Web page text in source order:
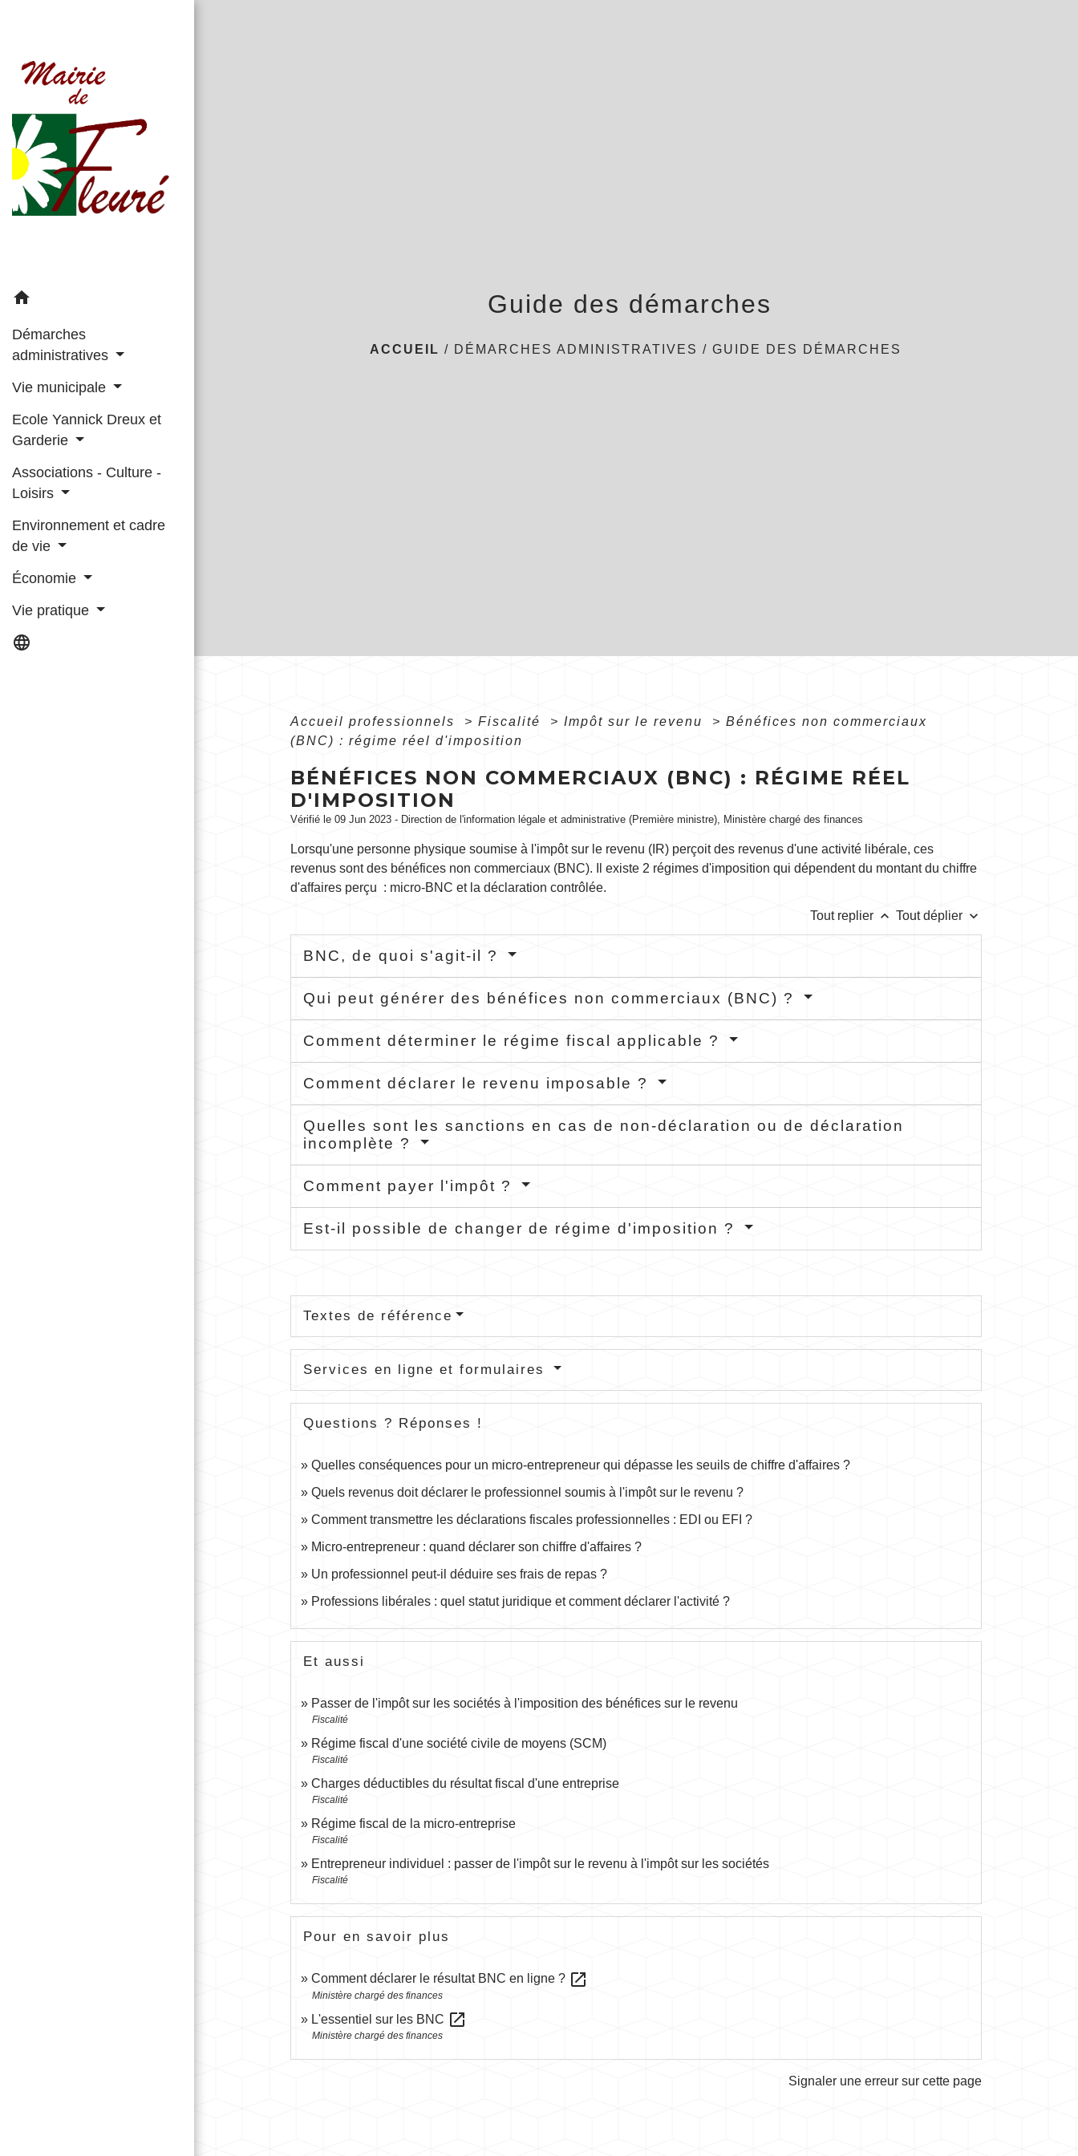
home
Démarches
administratives
Vie municipale
Ecole Yannick Dreux et
Garderie
Associations - Culture -
Loisirs
Environnement et cadre
de vie
Économie
Vie pratique
language
Guide des démarches
ACCUEIL / DÉMARCHES ADMINISTRATIVES /GUIDE DES DÉMARCHES
Accueil professionnels > Fiscalité > Impôt sur le revenu > Bénéfices non commerciaux
(BNC) : régime réel d'imposition
BÉNÉFICES NON COMMERCIAUX (BNC) : RÉGIME RÉEL
D'IMPOSITION
Vérifié le 09 Jun 2023 - Direction de l'information légale et administrative (Première ministre), Ministère chargé des finances
Lorsqu'une personne physique soumise à l'impôt sur le revenu (IR) perçoit des revenus d'une activité libérale, ces
revenus sont des bénéfices non commerciaux (BNC). Il existe 2 régimes d'imposition qui dépendent du montant du chiffre
d'affaires perçu : micro-BNC et la déclaration contrôlée.
Tout replier keyboard_arrow_up Tout déplier keyboard_arrow_down
BNC, de quoi s'agit-il ?
Qui peut générer des bénéfices non commerciaux (BNC) ?
Comment déterminer le régime fiscal applicable ?
Comment déclarer le revenu imposable ?
Quelles sont les sanctions en cas de non-déclaration ou de déclaration
incomplète ?
Comment payer l'impôt ?
Est-il possible de changer de régime d'imposition ?
Textes de référence
Services en ligne et formulaires
Questions ? Réponses !
Quelles conséquences pour un micro-entrepreneur qui dépasse les seuils de chiffre d'affaires ?
Quels revenus doit déclarer le professionnel soumis à l'impôt sur le revenu ?
Comment transmettre les déclarations fiscales professionnelles : EDI ou EFI ?
Micro-entrepreneur : quand déclarer son chiffre d'affaires ?
Un professionnel peut-il déduire ses frais de repas ?
Professions libérales : quel statut juridique et comment déclarer l'activité ?
Et aussi
Passer de l'impôt sur les sociétés à l'imposition des bénéfices sur le revenu
Fiscalité
Régime fiscal d'une société civile de moyens (SCM)
Fiscalité
Charges déductibles du résultat fiscal d'une entreprise
Fiscalité
Régime fiscal de la micro-entreprise
Fiscalité
Entrepreneur individuel : passer de l'impôt sur le revenu à l'impôt sur les sociétés
Fiscalité
Pour en savoir plus
Comment déclarer le résultat BNC en ligne ? open_in_new
Ministère chargé des finances
L'essentiel sur les BNC open_in_new
Ministère chargé des finances
Signaler une erreur sur cette page